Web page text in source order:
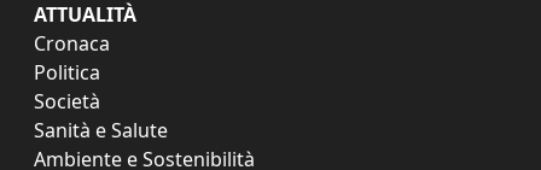
ATTUALITÀ
Cronaca
Politica
Società
Sanità e Salute
Ambiente e Sostenibilità